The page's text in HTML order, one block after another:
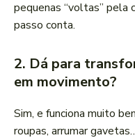
pequenas “voltas” pela
passo conta.
2. Dá para
em movimento?
Sim, e funciona muito
roupas, arrumar